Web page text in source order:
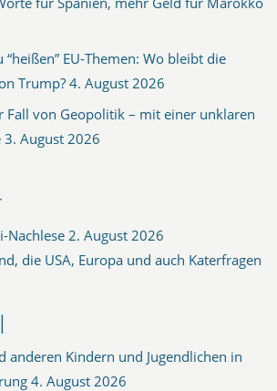
EU-Themen: Wo bleibt die
Trump? 4. August 2026
Fall von Geopolitik – mit einer unklaren
3. August 2026
Nachlese 2. August 2026
die USA, Europa und auch Katerfragen
anderen Kindern und Jugendlichen in
4. August 2026